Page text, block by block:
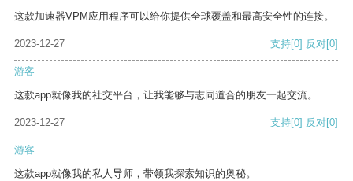
这款加速器VPM应用程序可以给你提供全球覆盖和最高安全性的连接。
2023-12-27 支持[0] 反对[0]
游客
这款app就像我的社交平台，让我能够与志同道合的朋友一起交流。
2023-12-27 支持[0] 反对[0]
游客
这款app就像我的私人导师，带领我探索知识的奥秘。